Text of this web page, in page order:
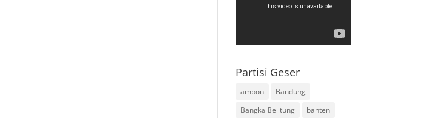
Partisi Geser
ambon
Bandung
Bangka Belitung
banten